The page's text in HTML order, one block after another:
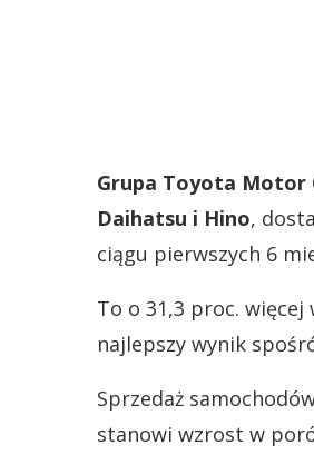
Grupa Toyota Motor
Daihatsu i Hino,
ciągu pierwszych 6
To o 31,3 proc.
najlepszy wynik
Sprzedaż
stanowi wzrost w